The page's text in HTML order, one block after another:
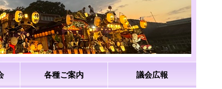
各種ご案内 議会広報